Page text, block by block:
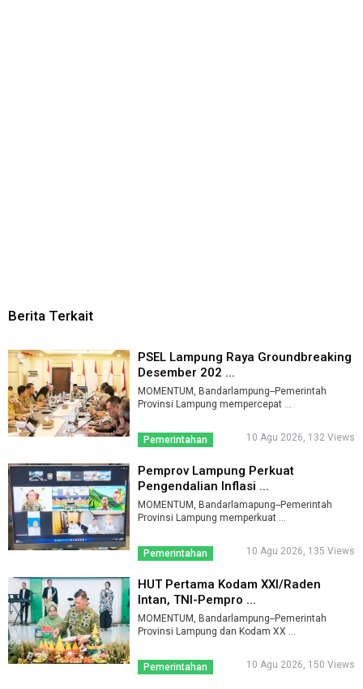
Berita Terkait
PSEL Lampung Raya Groundbreaking
Desember 202 ...
MOMENTUM, Bandarlampung--Pemerintah
Pemerintahan 10 Agu 2026, 132 Views
Pemprov Lampung Perkuat
Pengendalian Inflasi ...
MOMENTUM, Bandarlamapung--Pemerintah
Pemerintahan 10 Agu 2026, 135 Views
HUT Pertama Kodam XXI/Raden
Intan, TNI-Pempro ...
MOMENTUM, Bandarlampung--Pemerintah
Provinsi Lampung dan Kodam XX ...
Pemerintahan 10 Agu 2026, 150 Views